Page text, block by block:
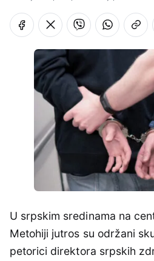
U srpskim sredinama na
Metohiji jutros su održani
petorici direktora srpskih